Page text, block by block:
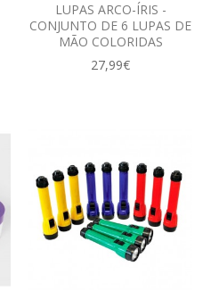
LUPAS ARCO-ÍRIS -
CONJUNTO DE 6 LUPAS DE
MÃO COLORIDAS
27,99€